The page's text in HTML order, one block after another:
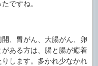
ですね。
、胃がん、大腸がん、卵
ある方は、腸と腸が癒着
します。多かれ少なかれ